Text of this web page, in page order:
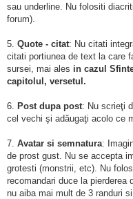
sau underline. Nu folositi
forum).
5. Quote - citat: Nu citati
citati portiunea de text la care
sursei, mai ales in cazul
capitolul, versetul.
6. Post dupa post: Nu scrieţi
cel vechi şi adăugaţi acolo ce
7. Avatar si semnatura:
de prost gust. Nu se accepta
grotesti (monstrii, etc). Nu
recomandari duce la pierderea
nu aiba mai mult de 3 randuri